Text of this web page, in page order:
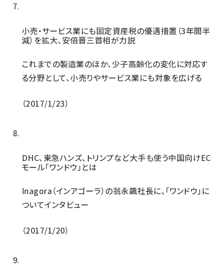
小売・サービス業にも固定資産税の優遇措置（3年間半
減）を拡大、安倍晋三首相が力説
これまでの製造業のほか、少子高齢化の変化に対応す
る分野として、小売りやサービス業にも対象を広げる
2017/1/23
DHC、東急ハンズ、トリンプなど大手も使う中国向けEC
モール「ワンドウ」とは
Inagora（インアゴーラ）の翁永飆社長に、「ワンドウ」に
ついてインタビュー
2017/1/20